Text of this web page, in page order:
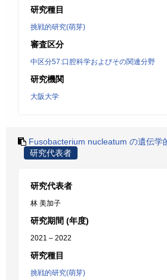
研究種目
挑戦的研究(萌芽)
審査区分
中区分57:口腔科学およびその関連分野
研究機関
大阪大学
Fusobacterium nucleatum の遺伝学
研究代表者
研究代表者
林 美加子
研究期間 (年度)
2021 – 2022
研究種目
挑戦的研究(萌芽)